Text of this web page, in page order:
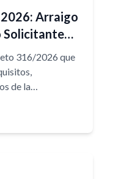
Arraigo
Solicitantes
316/2026 que
de la